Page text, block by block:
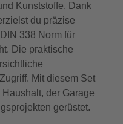
Kunststoffe. Dank
du präzise
338 Norm für
Die praktische
Mit diesem Set
der Garage
gerüstet.